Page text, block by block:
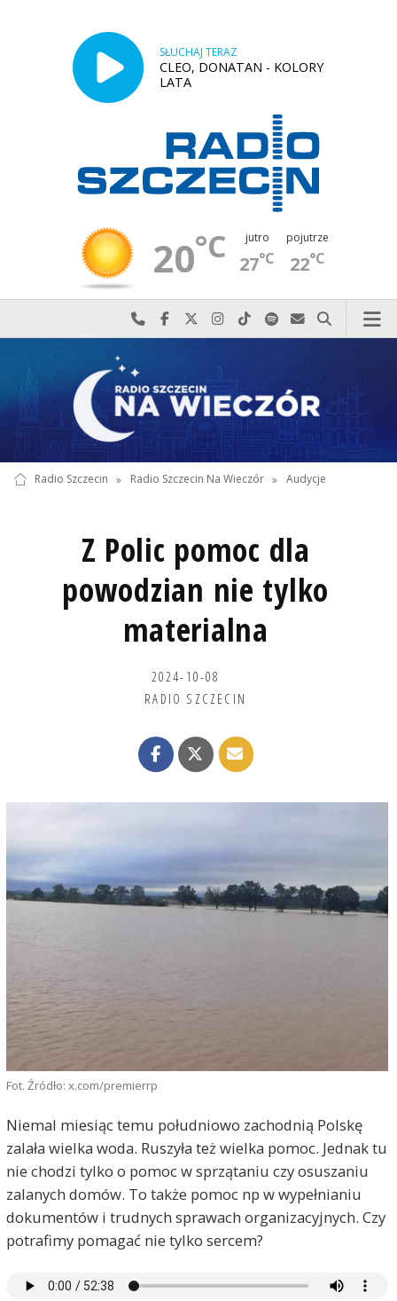
SŁUCHAJ TERAZ
CLEO, DONATAN - KOLORY
LATA
20°C jutro
27°C
pojutrze
22°C
Najlepiej po prostu do nas zadzwoń
Odwiedź nas na Facebook-u
Odwiedź nas na X
Odwiedź nas na Instagram-ie
Odwiedź nas na TikTok-u
Szukaj nas na Spotify
Wyślij do nas
Szukaj
Radio Szczecin » Radio Szczecin Na Wieczór » Audycje
Z Polic pomoc dla
powodzian nie tylko
materialna
2024-10-08
RADIO SZCZECIN
Fot. Źródło: x.com/premierrp
Niemal miesiąc temu południowo zachodnią Polskę
zalała wielka woda. Ruszyła też wielka pomoc. Jednak tu
nie chodzi tylko o pomoc w sprzątaniu czy osuszaniu
zalanych domów. To także pomoc np w wypełnianiu
dokumentów i trudnych sprawach organizacyjnych. Czy
potrafimy pomagać nie tylko sercem?